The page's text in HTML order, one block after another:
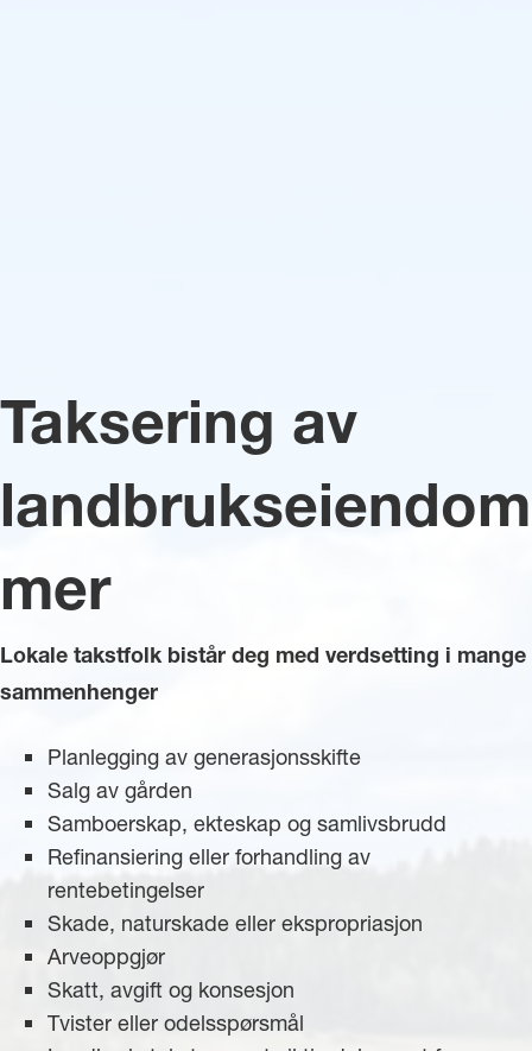
Taksering av
landbrukseiendom
mer
Lokale takstfolk bistår deg med verdsetting i mange
sammenhenger
Planlegging av generasjonsskifte
Salg av gården
Samboerskap, ekteskap og samlivsbrudd
Refinansiering eller forhandling av
rentebetingelser
Skade, naturskade eller ekspropriasjon
Arveoppgjør
Skatt, avgift og konsesjon
Tvister eller odelsspørsmål